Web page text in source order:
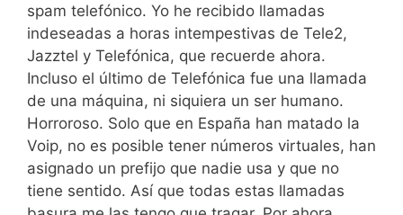
spam telefónico. Yo he recibido llamadas
indeseadas a horas intempestivas de Tele2,
Jazztel y Telefónica, que recuerde ahora.
Incluso el último de Telefónica fue una llamada
de una máquina, ni siquiera un ser humano.
Horroroso. Solo que en España han matado la
Voip, no es posible tener números virtuales, han
asignado un prefijo que nadie usa y que no
tiene sentido. Así que todas estas llamadas